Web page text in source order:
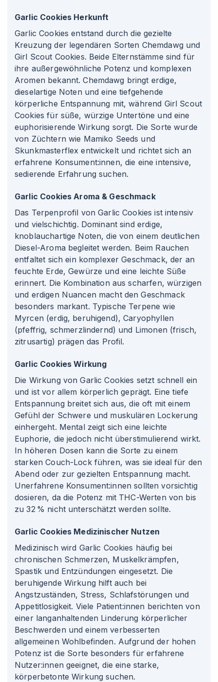
Garlic Cookies Herkunft
Garlic Cookies entstand durch die gezielte
Kreuzung der legendären Sorten Chemdawg und
Girl Scout Cookies. Beide Elternstämme sind für
ihre außergewöhnliche Potenz und komplexen
Aromen bekannt. Chemdawg bringt erdige,
dieselartige Noten und eine tiefgehende
körperliche Entspannung mit, während Girl Scout
Cookies für süße, würzige Untertöne und eine
euphorisierende Wirkung sorgt. Die Sorte wurde
von Züchtern wie Mamiko Seeds und
Skunkmasterflex entwickelt und richtet sich an
erfahrene Konsument:innen, die eine intensive,
sedierende Erfahrung suchen.
Garlic Cookies Aroma & Geschmack
Das Terpenprofil von Garlic Cookies ist intensiv
und vielschichtig. Dominant sind erdige,
knoblauchartige Noten, die von einem deutlichen
Diesel-Aroma begleitet werden. Beim Rauchen
entfaltet sich ein komplexer Geschmack, der an
feuchte Erde, Gewürze und eine leichte Süße
erinnert. Die Kombination aus scharfen, würzigen
und erdigen Nuancen macht den Geschmack
besonders markant. Typische Terpene wie
Myrcen (erdig, beruhigend), Caryophyllen
(pfeffrig, schmerzlindernd) und Limonen (frisch,
zitrusartig) prägen das Profil.
Garlic Cookies Wirkung
Die Wirkung von Garlic Cookies setzt schnell ein
und ist vor allem körperlich geprägt. Eine tiefe
Entspannung breitet sich aus, die oft mit einem
Gefühl der Schwere und muskulären Lockerung
einhergeht. Mental zeigt sich eine leichte
Euphorie, die jedoch nicht überstimulierend wirkt.
In höheren Dosen kann die Sorte zu einem
starken Couch-Lock führen, was sie ideal für den
Abend oder zur gezielten Entspannung macht.
Unerfahrene Konsument:innen sollten vorsichtig
dosieren, da die Potenz mit THC-Werten von bis
zu 32 % nicht unterschätzt werden sollte.
Garlic Cookies Medizinischer Nutzen
Medizinisch wird Garlic Cookies häufig bei
chronischen Schmerzen, Muskelkrämpfen,
Spastik und Entzündungen eingesetzt. Die
beruhigende Wirkung hilft auch bei
Angstzuständen, Stress, Schlafstörungen und
Appetitlosigkeit. Viele Patient:innen berichten von
einer langanhaltenden Linderung körperlicher
Beschwerden und einem verbesserten
allgemeinen Wohlbefinden. Aufgrund der hohen
Potenz ist die Sorte besonders für erfahrene
Nutzer:innen geeignet, die eine starke,
körperbetonte Wirkung suchen.